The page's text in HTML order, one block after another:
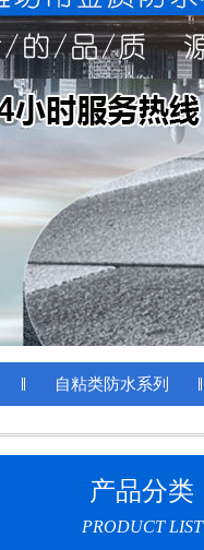
自粘类防水系列
产品分类
PRODUCT LIST